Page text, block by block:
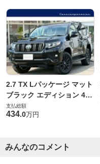
2.7 TX Lパッケージ マット
ブラック エディション 4W
D
支払総額
434.0万円
みんなのコメント